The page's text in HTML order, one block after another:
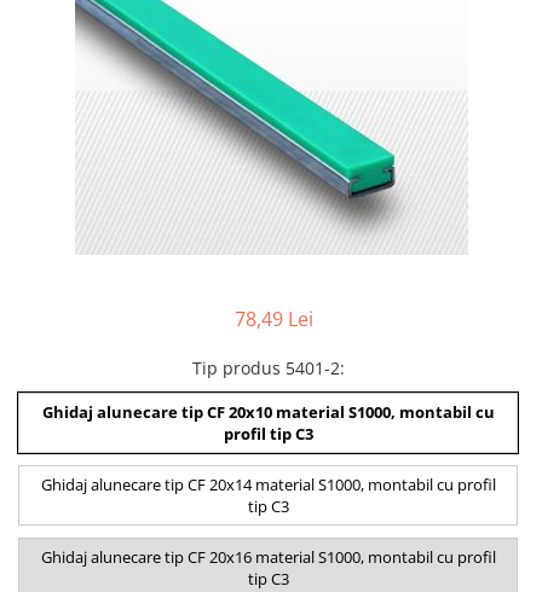
MULTIMATERIAL
78,49 Lei
Tip produs 5401-2:
Ghidaj alunecare tip CF 20x10 material S1000, montabil cu
profil tip C3
Ghidaj alunecare tip CF 20x14 material S1000, montabil cu profil
tip C3
Ghidaj alunecare tip CF 20x16 material S1000, montabil cu profil
tip C3